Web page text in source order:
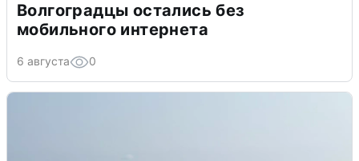
Волгоградцы остались без
мобильного интернета
6 августа 0